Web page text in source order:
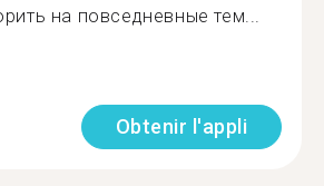
на повседневные тем...
Obtenir l'appli